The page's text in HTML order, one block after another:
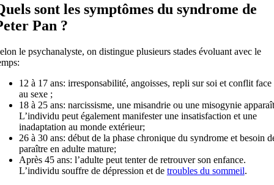
sont les symptômes du syndrome de
Pan ?
le psychanalyste, on distingue plusieurs stades évoluant avec le
12 à 17 ans: irresponsabilité, angoisses, repli sur soi et conflit face
au sexe ;
18 à 25 ans: narcissisme, une misandrie ou une misogynie
L’individu peut également manifester une insatisfaction et une
inadaptation au monde extérieur;
26 à 30 ans: début de la phase chronique du syndrome et besoin
paraître en adulte mature;
Après 45 ans: l’adulte peut tenter de retrouver son enfance.
L’individu souffre de dépression et de troubles du sommeil.